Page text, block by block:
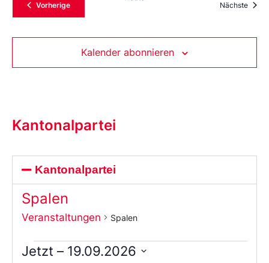
VorherigeVeranstaltungen
Nächste
Kalender abonnieren
Kantonalpartei
Kantonalpartei
Spalen
Veranstaltungen Spalen
Jetzt – 19.09.2026